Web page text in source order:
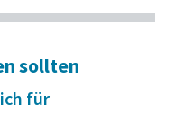
sollten
für